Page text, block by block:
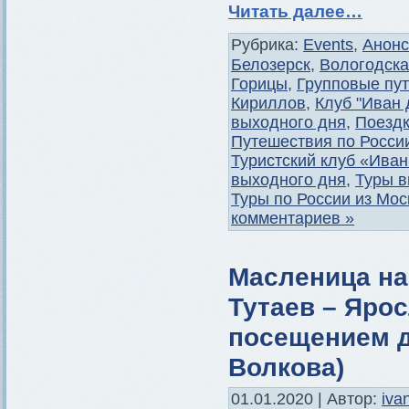
Читать далее…
Рубрика: Events,
Белозерск,
Горицы, Групповые
Кириллов, Клуб "Иван
выходного дня,
Путешествия по
Туристский клуб
выходного дня, Туры
Туры по России из
комментариев »
Масленица
Тутаев –
посещением
Волкова)
01.01.2020 | Автор: